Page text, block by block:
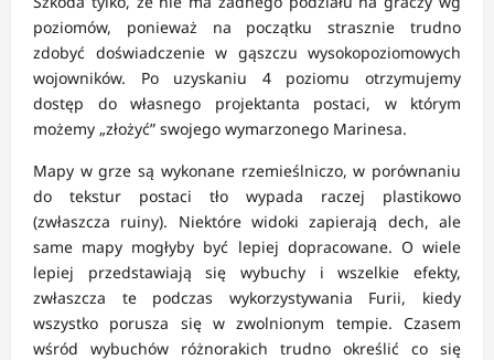
poziomów, ponieważ na początku strasznie trudno
zdobyć doświadczenie w gąszczu wysokopoziomowych
wojowników. Po uzyskaniu 4 poziomu otrzymujemy
dostęp do własnego projektanta postaci, w którym
możemy „złożyć” swojego wymarzonego Marinesa.
Mapy w grze są wykonane rzemieślniczo, w porównaniu
do tekstur postaci tło wypada raczej plastikowo
(zwłaszcza ruiny). Niektóre widoki zapierają dech, ale
same mapy mogłyby być lepiej dopracowane. O wiele
lepiej przedstawiają się wybuchy i wszelkie efekty,
zwłaszcza te podczas wykorzystywania Furii, kiedy
wszystko porusza się w zwolnionym tempie. Czasem
wśród wybuchów różnorakich trudno określić co się